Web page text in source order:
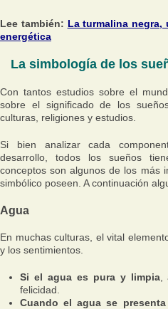
Lee también: La turmalina
energética
La simbología de los
Con tantos estudios sobre el
sobre el significado de los
culturas, religiones y estudios.
Si bien analizar cada
desarrollo, todos los sueños
conceptos son algunos de los más
simbólico poseen. A continuación
Agua
En muchas culturas, el vital
y los sentimientos.
Si el agua es pura y limpia,
felicidad.
Cuando el agua se